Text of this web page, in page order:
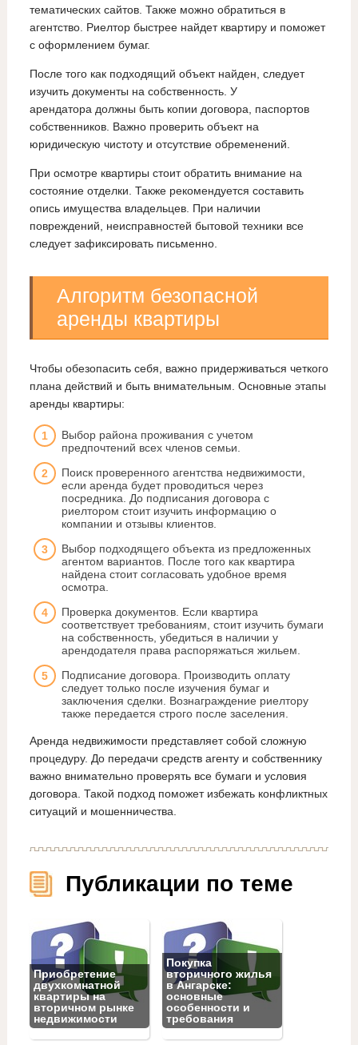
тематических сайтов. Также можно обратиться в
агентство. Риелтор быстрее найдет квартиру и поможет
с оформлением бумаг.
После того как подходящий объект найден, следует
изучить документы на собственность. У
арендатора должны быть копии договора, паспортов
собственников. Важно проверить объект на
юридическую чистоту и отсутствие обременений.
При осмотре квартиры стоит обратить внимание на
состояние отделки. Также рекомендуется составить
опись имущества владельцев. При наличии
повреждений, неисправностей бытовой техники все
следует зафиксировать письменно.
Алгоритм безопасной
аренды квартиры
Чтобы обезопасить себя, важно придерживаться четкого
плана действий и быть внимательным. Основные этапы
аренды квартиры:
Выбор района проживания с учетом
предпочтений всех членов семьи.
Поиск проверенного агентства недвижимости,
если аренда будет проводиться через
посредника. До подписания договора с
риелтором стоит изучить информацию о
компании и отзывы клиентов.
Выбор подходящего объекта из предложенных
агентом вариантов. После того как квартира
найдена стоит согласовать удобное время
осмотра.
Проверка документов. Если квартира
соответствует требованиям, стоит изучить бумаги
на собственность, убедиться в наличии у
арендодателя права распоряжаться жильем.
Подписание договора. Производить оплату
следует только после изучения бумаг и
заключения сделки. Вознаграждение риелтору
также передается строго после заселения.
Аренда недвижимости представляет собой сложную
процедуру. До передачи средств агенту и собственнику
важно внимательно проверять все бумаги и условия
договора. Такой подход поможет избежать конфликтных
ситуаций и мошенничества.
Публикации по теме
Приобретение
двухкомнатной
квартиры на
вторичном рынке
недвижимости
Покупка
вторичного жилья
в Ангарске:
основные
особенности и
требования